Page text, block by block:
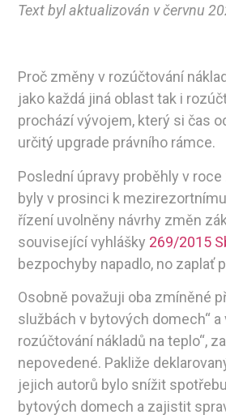
Text byl aktualizován v červnu
Proč změny v rozúčtování
jako každá jiná oblast tak i
prochází vývojem, který si čas
určitý upgrade právního rámce.
Poslední úpravy proběhly v roce
byly v prosinci k
řízení uvolněny návrhy změn
související vyhlášky 269/2015
bezpochyby napadlo, no zaplať
Osobně považuji oba zmíněné
službách v bytových domech“ a
rozúčtování nákladů na teplo“,
nepovedené. Pakliže
jejich autorů bylo snížit
bytových domech a zajistit